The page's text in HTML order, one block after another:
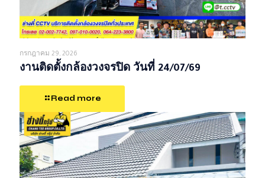
กรกฎาคม 29, 2026
งานติดตั้งกล้องวงจรปิด วันที่ 24/07/69
Read more